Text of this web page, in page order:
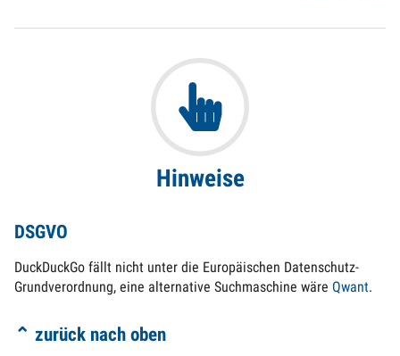
Hinweise
DSGVO
DuckDuckGo fällt nicht unter die Europäischen Datenschutz-
Grundverordnung, eine alternative Suchmaschine wäre Qwant.
⌃ zurück nach oben